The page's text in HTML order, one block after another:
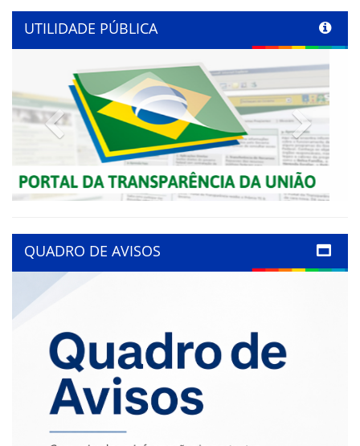
UTILIDADE PÚBLICA
Previous
QUADRO DE AVISOS